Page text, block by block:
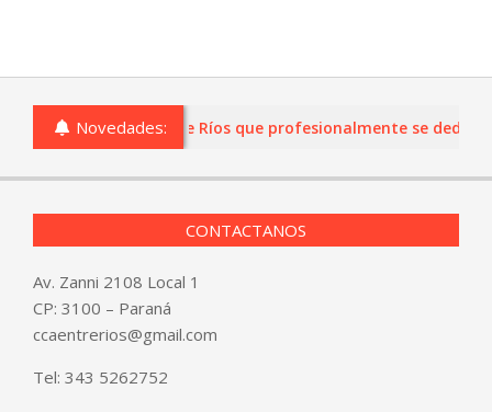
Novedades:
o comercios de Entre Ríos que profesionalmente se
CONTACTANOS
Av. Zanni 2108 Local 1
CP: 3100 – Paraná
ccaentrerios@gmail.com
Tel: 343 5262752